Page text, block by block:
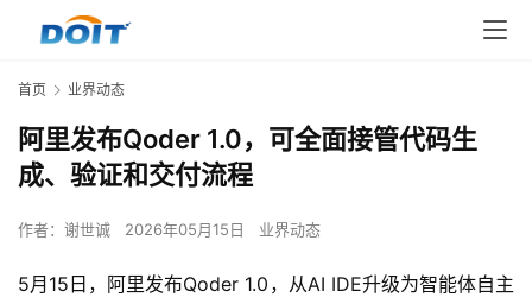
首页 业界动态
阿里发布Qoder 1.0，可全面接管代码生
成、验证和交付流程
作者： 谢世诚 2026年05月15日 业界动态
5月15日，阿里发布Qoder 1.0，从AI IDE升级为智能体自主